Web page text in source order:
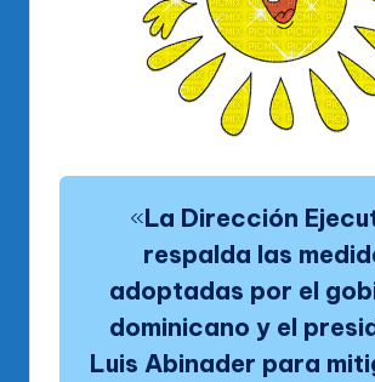
«La Dirección
respalda las
adoptadas por el
dominicano y el
Luis Abinader para